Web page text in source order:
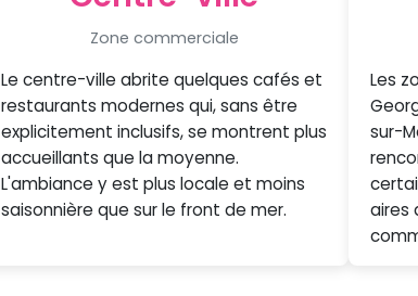
Zone commerciale
Le centre-ville abrite quelques cafés et
restaurants modernes qui, sans être
explicitement inclusifs, se montrent plus
accueillants que la moyenne.
L'ambiance y est plus locale et moins
saisonnière que sur le front de mer.
Les
sur-
aires